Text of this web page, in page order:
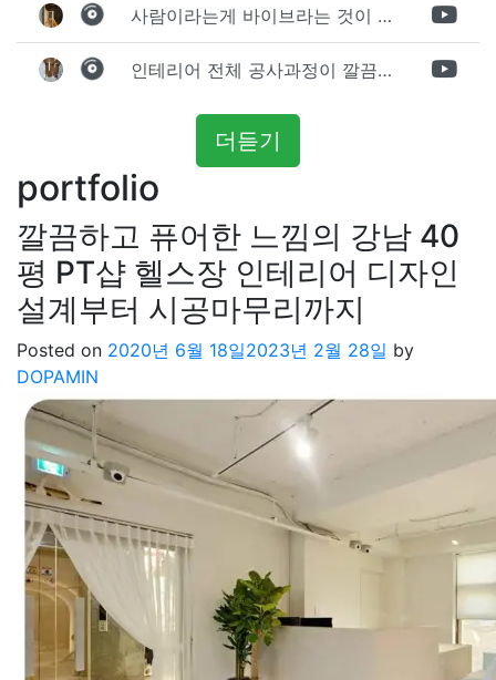
사람이라는게 바이브라는 것이 다 있고 뽐어져 나오는 에너지가 있다고 생각을 합니다. 사람이 가장중요하기 때문에 처음 만났을때 실장님의 에너지가 좋았고 첫인상으로 업체를 선정하게 되었습니다.
인테리어 전체 공사과정이 깔끔하게 진행이 되었고 공사 후 A/S도 빠르게 충실하게 진행을 해주셨습니다.
더듣기
portfolio
깔끔하고 퓨어한 느낌의 강남 40
평 PT샵 헬스장 인테리어 디자인
설계부터 시공마무리까지
Posted on 2020년 6월 18일2023년 2월 28일 by
DOPAMIN